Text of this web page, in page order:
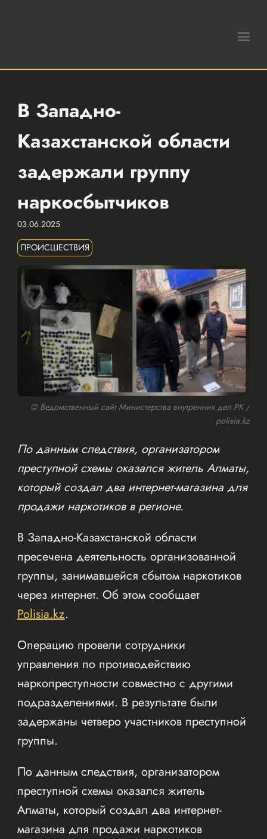
В Западно-
Казахстанской области
задержали группу
наркосбытчиков
03.06.2025
ПРОИСШЕСТВИЯ
© Ведомственный сайт Министерства внутренних дел РК /
polisia.kz
По данным следствия, организатором
преступной схемы оказался житель Алматы,
который создал два интернет-магазина для
продажи наркотиков в регионе.
В Западно-Казахстанской области
пресечена деятельность организованной
группы, занимавшейся сбытом наркотиков
через интернет. Об этом сообщает
Polisia.kz.
Операцию провели сотрудники
управления по противодействию
наркопреступности совместно с другими
подразделениями. В результате были
задержаны четверо участников преступной
группы.
По данным следствия, организатором
преступной схемы оказался житель
Алматы, который создал два интернет-
магазина для продажи наркотиков